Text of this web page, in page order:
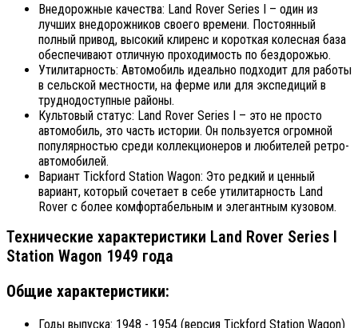
Внедорожные качества: Land Rover Series I – один из
лучших внедорожников своего времени. Постоянный
полный привод, высокий клиренс и короткая колесная база
обеспечивают отличную проходимость по бездорожью.
Утилитарность: Автомобиль идеально подходит для работы
в сельской местности, на ферме или для экспедиций в
труднодоступные районы.
Культовый статус: Land Rover Series I – это не просто
автомобиль, это часть истории. Он пользуется огромной
популярностью среди коллекционеров и любителей ретро-
автомобилей.
Вариант Tickford Station Wagon: Это редкий и ценный
вариант, который сочетает в себе утилитарность Land
Rover с более комфортабельным и элегантным кузовом.
Технические характеристики Land Rover Series I
Station Wagon 1949 года
Общие характеристики:
Годы выпуска: 1948 - 1954 (версия Tickford Station Wagon)